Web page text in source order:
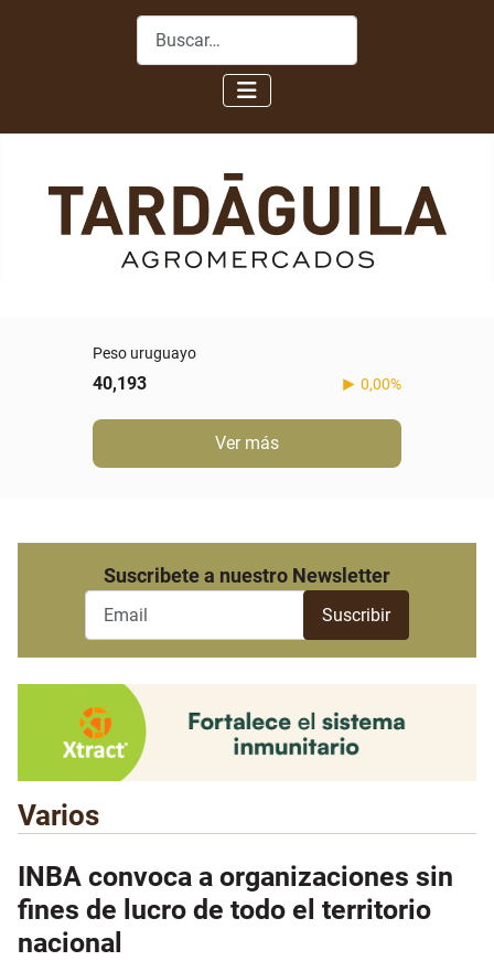
Buscar
Peso uruguayo
40,193 0,00%
Ver más
Suscribete a nuestro Newsletter
Varios
INBA convoca a organizaciones sin
fines de lucro de todo el territorio
nacional